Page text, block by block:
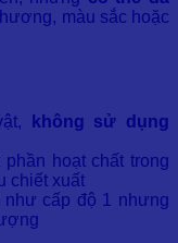
màu sắc hoặc
không sử dụng
hoạt chất trong
chiết xuất
như cấp độ 1 nhưng